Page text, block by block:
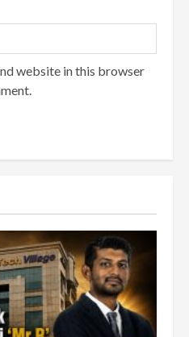
website in this browser